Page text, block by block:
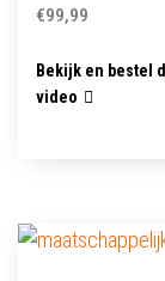
€99,99
Bekijk en bestel
video